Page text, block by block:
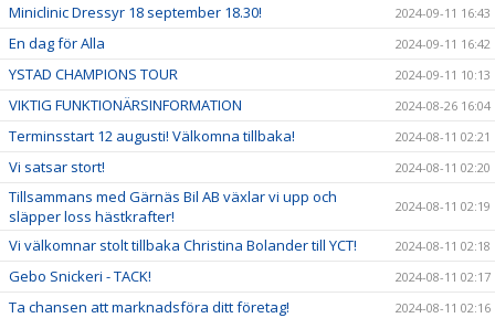
Miniclinic Dressyr 18 september 18.30! 2024-09-11 16:43
En dag för Alla 2024-09-11 16:42
YSTAD CHAMPIONS TOUR 2024-09-11 10:13
VIKTIG FUNKTIONÄRSINFORMATION 2024-08-26 16:04
Terminsstart 12 augusti! Välkomna tillbaka! 2024-08-11 02:21
Vi satsar stort! 2024-08-11 02:20
Tillsammans med Gärnäs Bil AB växlar vi upp och
släpper loss hästkrafter!
2024-08-11 02:19
Vi välkomnar stolt tillbaka Christina Bolander till YCT! 2024-08-11 02:18
Gebo Snickeri - TACK! 2024-08-11 02:17
Ta chansen att marknadsföra ditt företag! 2024-08-11 02:16